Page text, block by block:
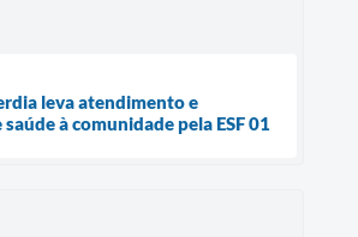
leva atendimento e
à comunidade pela ESF 01